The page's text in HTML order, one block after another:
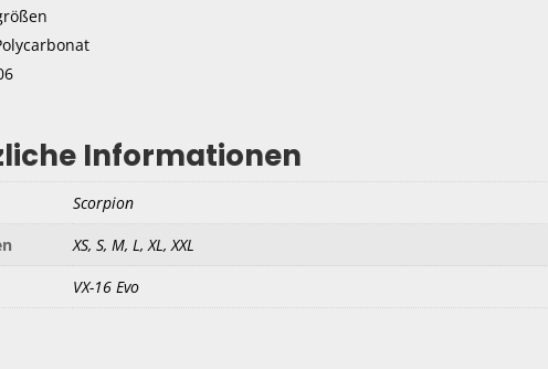
Informationen
Scorpion
XS, S, M, L, XL, XXL
VX-16 Evo